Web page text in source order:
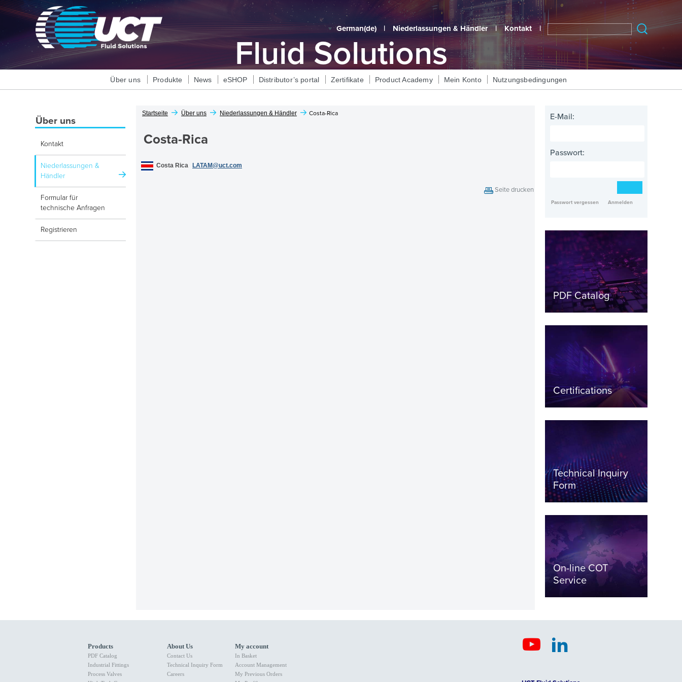
German‎(de)‎ | Niederlassungen & Händler | Kontakt |
Fluid Solutions
Über uns Produkte News eSHOP Distributor’s portal Zertifikate Product Academy Mein Konto Nutzungsbedingungen
Über uns
Kontakt
Niederlassungen &
Händler
Formular für
technische Anfragen
Registrieren
Startseite Über uns Niederlassungen & Händler Costa-Rica
Costa-Rica
Costa Rica LATAM@uct.com
Seite drucken
E-Mail:
Passwort:
Passwort vergessen Anmelden
PDF Catalog
Certifications
Technical Inquiry
Form
On-line COT
Service
Products
PDF Catalog
Industrial Fittings
Process Valves
About Us
Contact Us
Technical Inquiry Form
Careers
My account
In Basket
Account Management
My Previous Orders